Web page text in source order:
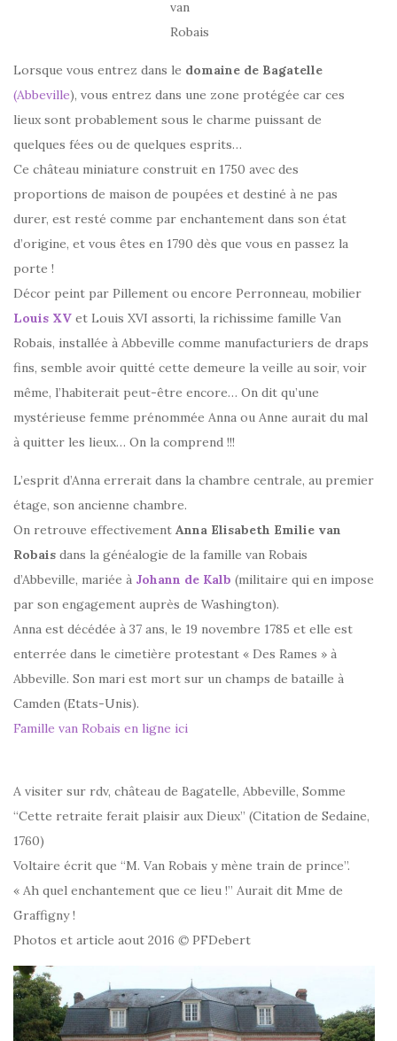
van
Robais
Lorsque vous entrez dans le domaine de Bagatelle
(Abbeville), vous entrez dans une zone protégée car ces
lieux sont probablement sous le charme puissant de
quelques fées ou de quelques esprits…
Ce château miniature construit en 1750 avec des
proportions de maison de poupées et destiné à ne pas
durer, est resté comme par enchantement dans son état
d’origine, et vous êtes en 1790 dès que vous en passez la
porte !
Décor peint par Pillement ou encore Perronneau, mobilier
Louis XV et Louis XVI assorti, la richissime famille Van
Robais, installée à Abbeville comme manufacturiers de draps
fins, semble avoir quitté cette demeure la veille au soir, voir
même, l’habiterait peut-être encore… On dit qu’une
mystérieuse femme prénommée Anna ou Anne aurait du mal
à quitter les lieux… On la comprend !!!
L’esprit d’Anna errerait dans la chambre centrale, au premier
étage, son ancienne chambre.
On retrouve effectivement Anna Elisabeth Emilie van
Robais dans la généalogie de la famille van Robais
d’Abbeville, mariée à Johann de Kalb (militaire qui en impose
par son engagement auprès de Washington).
Anna est décédée à 37 ans, le 19 novembre 1785 et elle est
enterrée dans le cimetière protestant « Des Rames » à
Abbeville. Son mari est mort sur un champs de bataille à
Camden (Etats-Unis).
Famille van Robais en ligne ici
A visiter sur rdv, château de Bagatelle, Abbeville, Somme
“Cette retraite ferait plaisir aux Dieux” (Citation de Sedaine,
1760)
Voltaire écrit que “M. Van Robais y mène train de prince”.
« Ah quel enchantement que ce lieu !” Aurait dit Mme de
Graffigny !
Photos et article aout 2016 © PFDebert